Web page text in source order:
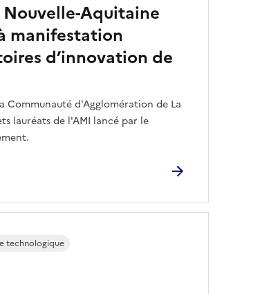
Aquitaine
manifestation
d’innovation de
Communauté d'Agglomération de La
lauréats de l'AMI lancé par le
technologique